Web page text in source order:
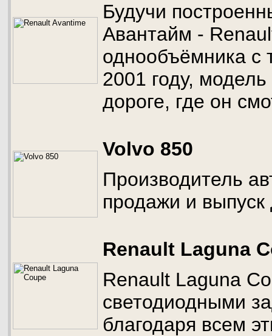
Будучи
Авантайм -
однообъёмника с
2001 году,
дороге, где он
Volvo 850
Производитель
продажи и выпуск
Renault Laguna
Renault Laguna
светодиодными
благодаря всем